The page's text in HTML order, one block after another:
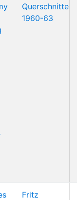
Querschnitte
1960-63
Fritz